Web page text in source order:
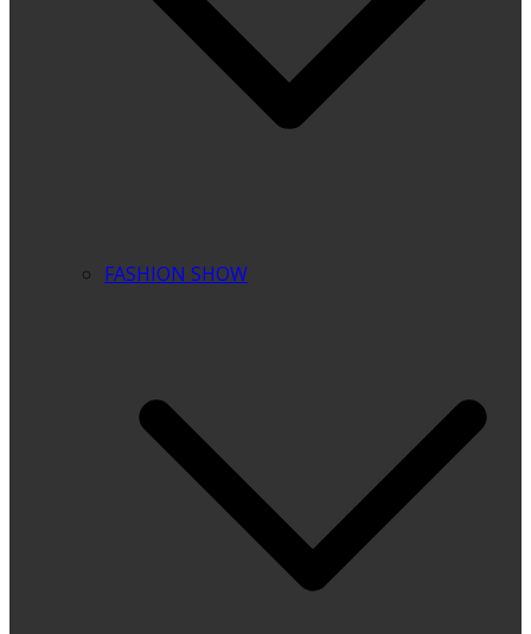
FASHION SHOW